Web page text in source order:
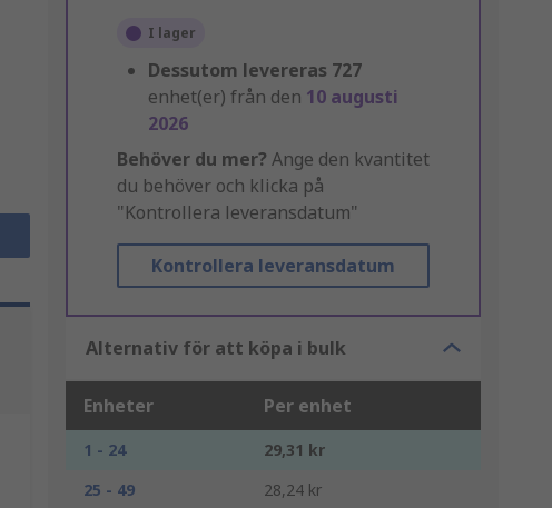
I lager
Dessutom levereras 727
enhet(er) från den 10 augusti
2026
Behöver du mer? Ange den kvantitet
du behöver och klicka på
"Kontrollera leveransdatum"
Kontrollera leveransdatum
Alternativ för att köpa i bulk
Enheter Per enhet
1 - 24
29,31 kr
25 - 49
28,24 kr